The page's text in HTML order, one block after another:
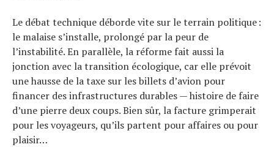
Le débat technique déborde vite sur le terrain politique :
le malaise s’installe, prolongé par la peur de
l’instabilité. En parallèle, la réforme fait aussi la
jonction avec la transition écologique, car elle prévoit
une hausse de la taxe sur les billets d’avion pour
financer des infrastructures durables — histoire de faire
d’une pierre deux coups. Bien sûr, la facture grimperait
pour les voyageurs, qu’ils partent pour affaires ou pour
plaisir…